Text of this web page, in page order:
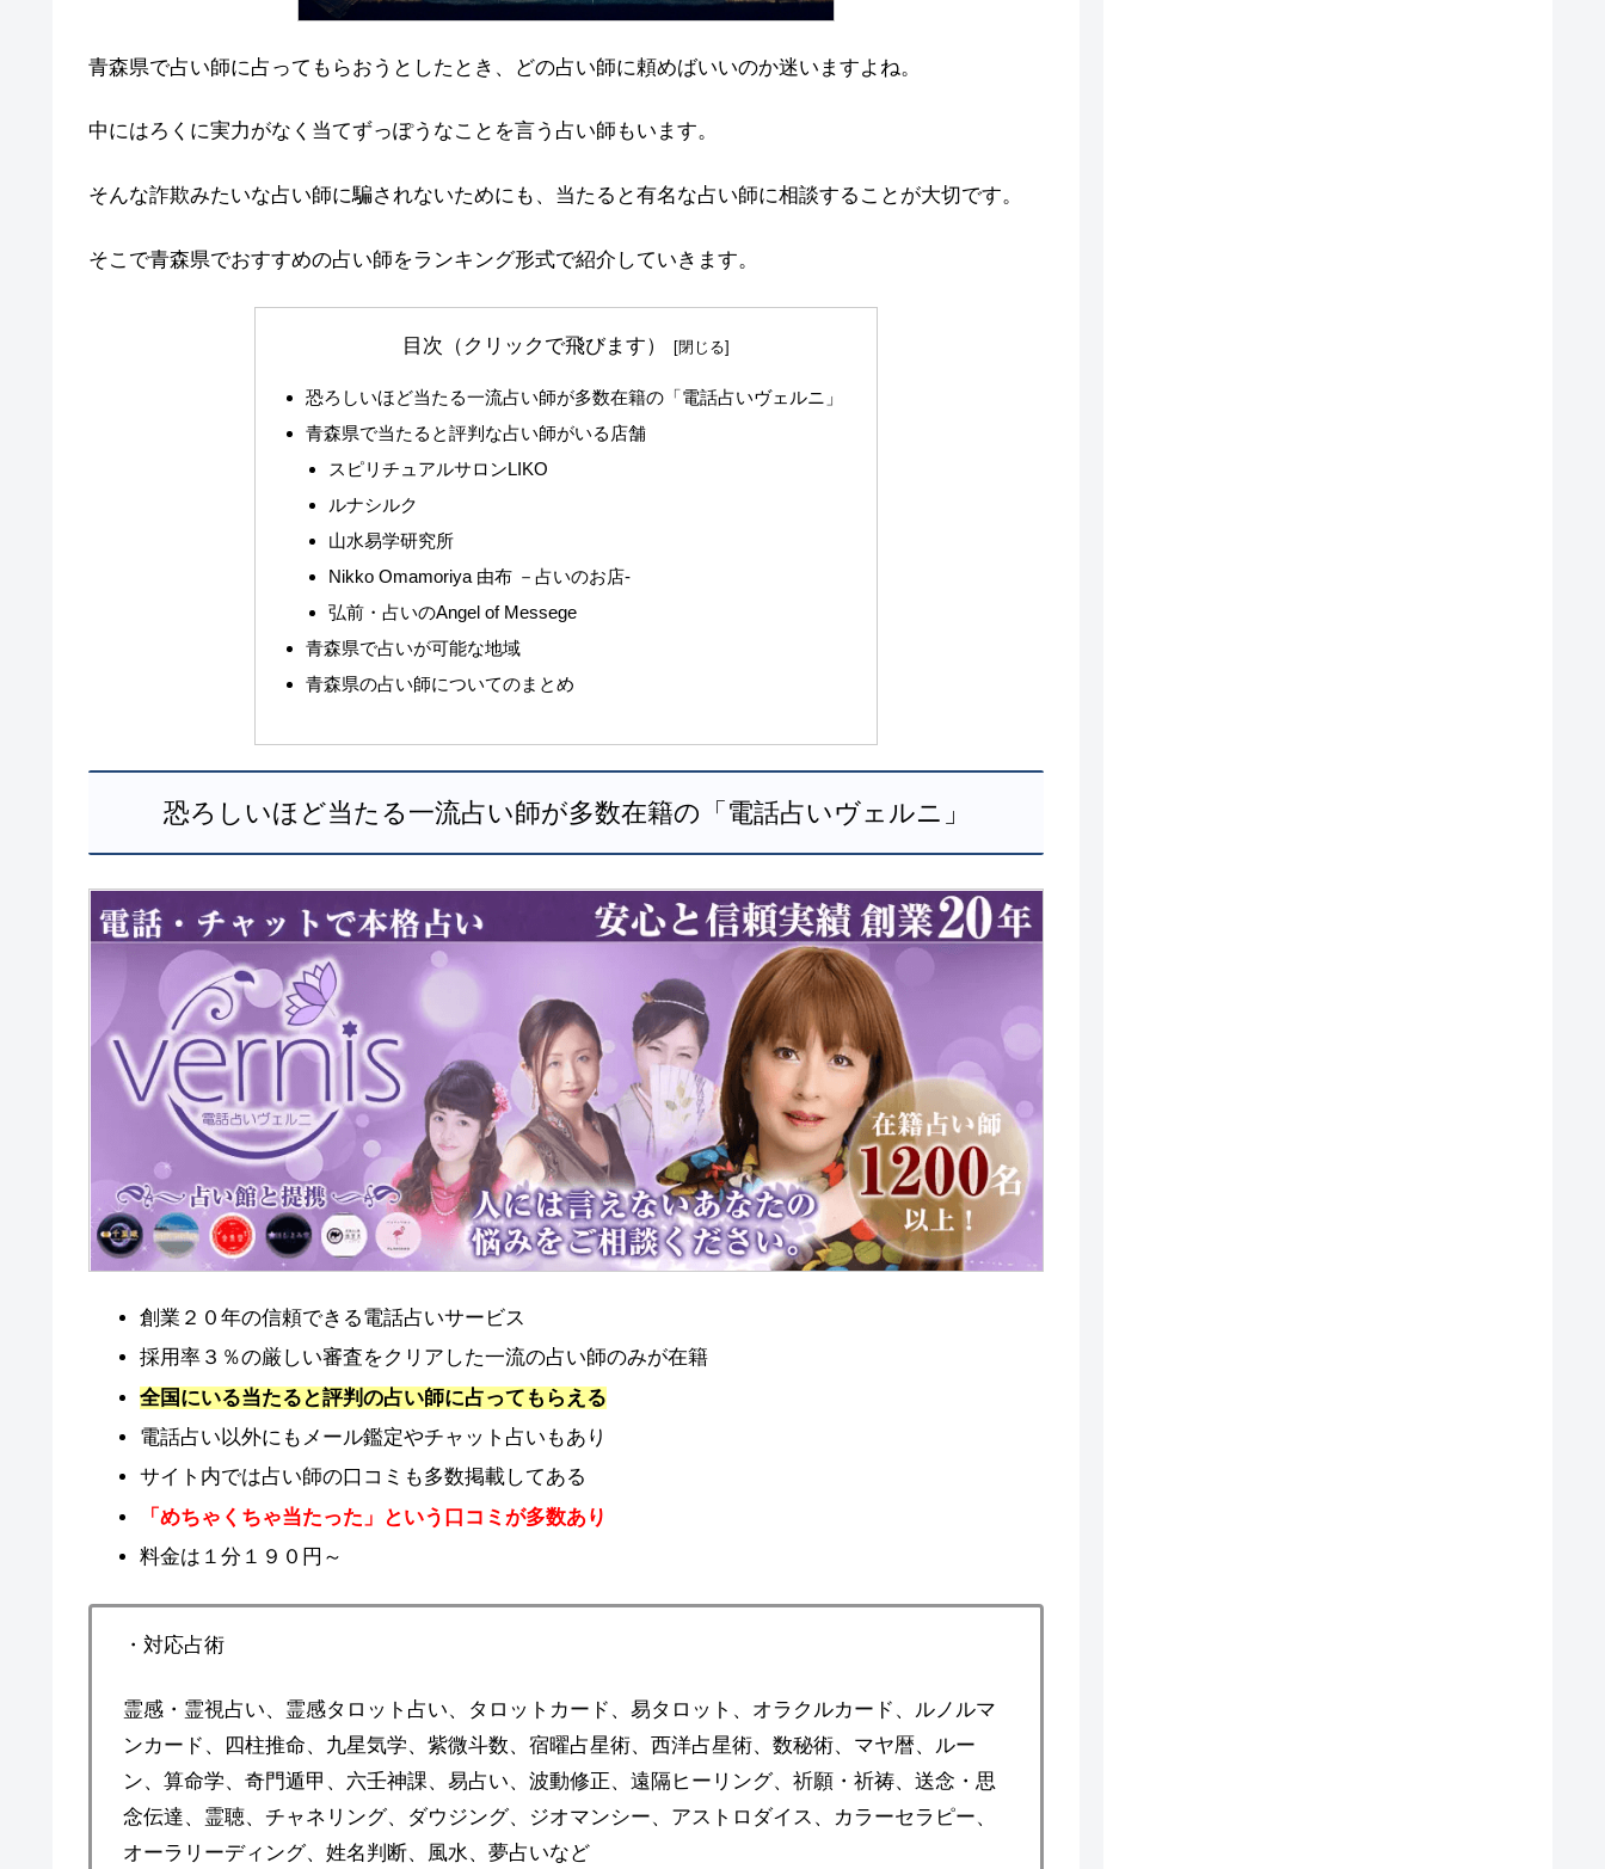
青森県で占い師に占ってもらおうとしたとき、どの占い師に頼めばいいのか迷いますよね。
中にはろくに実力がなく当てずっぽうなことを言う占い師もいます。
そんな詐欺みたいな占い師に騙されないためにも、当たると有名な占い師に相談することが大切です。
そこで青森県でおすすめの占い師をランキング形式で紹介していきます。
目次（クリックで飛びます）
恐ろしいほど当たる一流占い師が多数在籍の「電話占いヴェルニ」
青森県で当たると評判な占い師がいる店舗
スピリチュアルサロンLIKO
ルナシルク
山水易学研究所
Nikko Omamoriya 由布 －占いのお店-
弘前・占いのAngel of Messege
青森県で占いが可能な地域
青森県の占い師についてのまとめ
恐ろしいほど当たる一流占い師が多数在籍の「電話占いヴェルニ」
創業２０年の信頼できる電話占いサービス
採用率３％の厳しい審査をクリアした一流の占い師のみが在籍
全国にいる当たると評判の占い師に占ってもらえる
電話占い以外にもメール鑑定やチャット占いもあり
サイト内では占い師の口コミも多数掲載してある
「めちゃくちゃ当たった」という口コミが多数あり
料金は１分１９０円～
・対応占術
霊感・霊視占い、霊感タロット占い、タロットカード、易タロット、オラクルカード、ルノルマ
ンカード、四柱推命、九星気学、紫微斗数、宿曜占星術、西洋占星術、数秘術、マヤ暦、ルー
ン、算命学、奇門遁甲、六壬神課、易占い、波動修正、遠隔ヒーリング、祈願・祈祷、送念・思
念伝達、霊聴、チャネリング、ダウジング、ジオマンシー、アストロダイス、カラーセラピー、
オーラリーディング、姓名判断、風水、夢占いなど